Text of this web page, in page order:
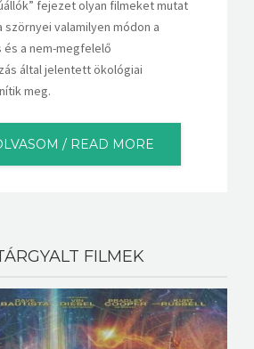
fejezet olyan filmeket mutat
szörnyei valamilyen módon a
a nem-megfelelő
által jelentett ökológiai
meg.
/ READ MORE
FILMEK